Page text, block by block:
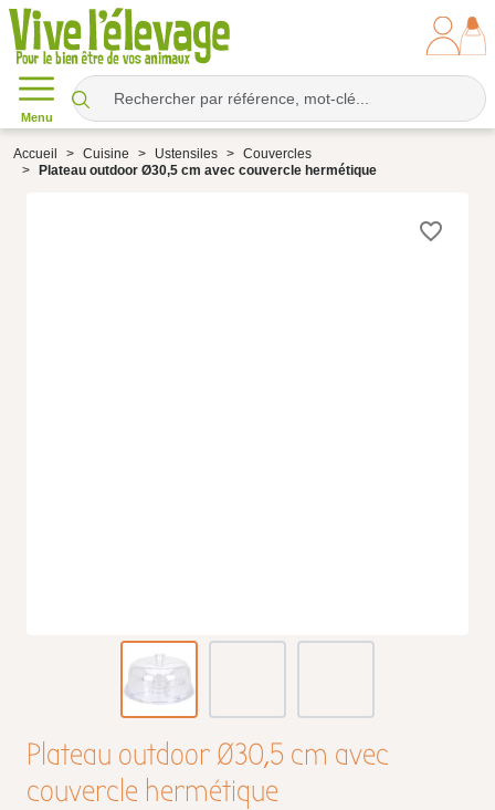
Menu
Accueil Cuisine Ustensiles
Couvercles
Plateau outdoor Ø30,5 cm avec couvercle hermétique
favorite_border
Plateau outdoor Ø30,5 cm avec
couvercle hermétique